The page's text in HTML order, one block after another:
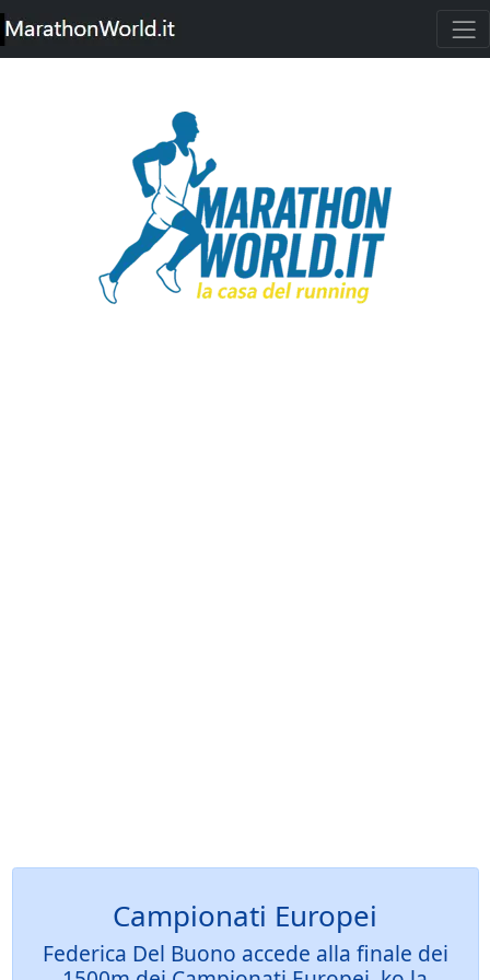
Campionati Europei
Federica Del Buono accede alla finale dei